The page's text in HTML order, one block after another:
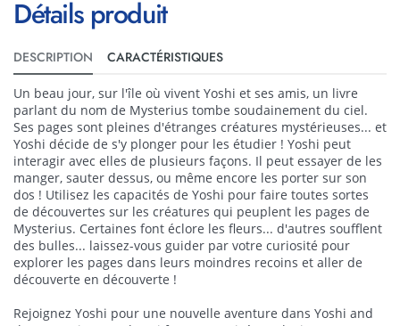
Détails produit
DESCRIPTION CARACTÉRISTIQUES
Un beau jour, sur l'île où vivent Yoshi et ses amis, un livre
parlant du nom de Mysterius tombe soudainement du ciel.
Ses pages sont pleines d'étranges créatures mystérieuses... et
Yoshi décide de s'y plonger pour les étudier ! Yoshi peut
interagir avec elles de plusieurs façons. Il peut essayer de les
manger, sauter dessus, ou même encore les porter sur son
dos ! Utilisez les capacités de Yoshi pour faire toutes sortes
de découvertes sur les créatures qui peuplent les pages de
Mysterius. Certaines font éclore les fleurs... d'autres soufflent
des bulles... laissez-vous guider par votre curiosité pour
explorer les pages dans leurs moindres recoins et aller de
découverte en découverte !
Rejoignez Yoshi pour une nouvelle aventure dans Yoshi and